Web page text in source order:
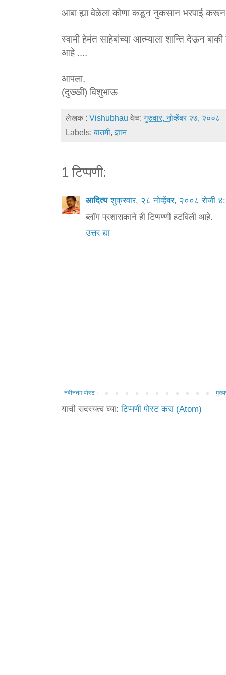
आबा ह्या वेळेला कोणा कडून नुकसान भरपाई
स्वामी हेमंत साहेबांच्या आत्म्याला शान्ति देऊन
आहे ....
आपला,
(दुख्खी) विशुभाऊ
लेखक : Vishubhau वेळ:गुरुवार, नोव्हेंबर २७, २००८
Labels:बातमी,ज्ञान
1 टिप्पणी:
आदित्य शुक्रवार, २८ नोव्हेंबर, २००८ रोजी
ब्लॉग प्रशासकाने ही टिप्पण्णी हटविली आहे.
उत्तर द्या
नवीनतम पोस्ट
याची सदस्यत्व घ्या:टिप्पणी पोस्ट करा (Atom)